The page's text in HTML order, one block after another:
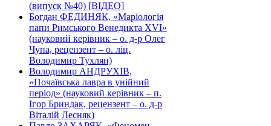
(випуск №40) [ВІДЕО]
Богдан ФЕДИНЯК, «Маріологія
папи Римського Венедикта XVI»
(науковий керівник – о. д-р Олег
Чупа, рецензент – о. ліц.
Володимир Тухлян)
Володимир АНДРУХІВ,
«Почаївська лавра в унійний
період» (науковий керівник – п.
Ігор Бриндак, рецензент – о. д-р
Віталій Лесняк)